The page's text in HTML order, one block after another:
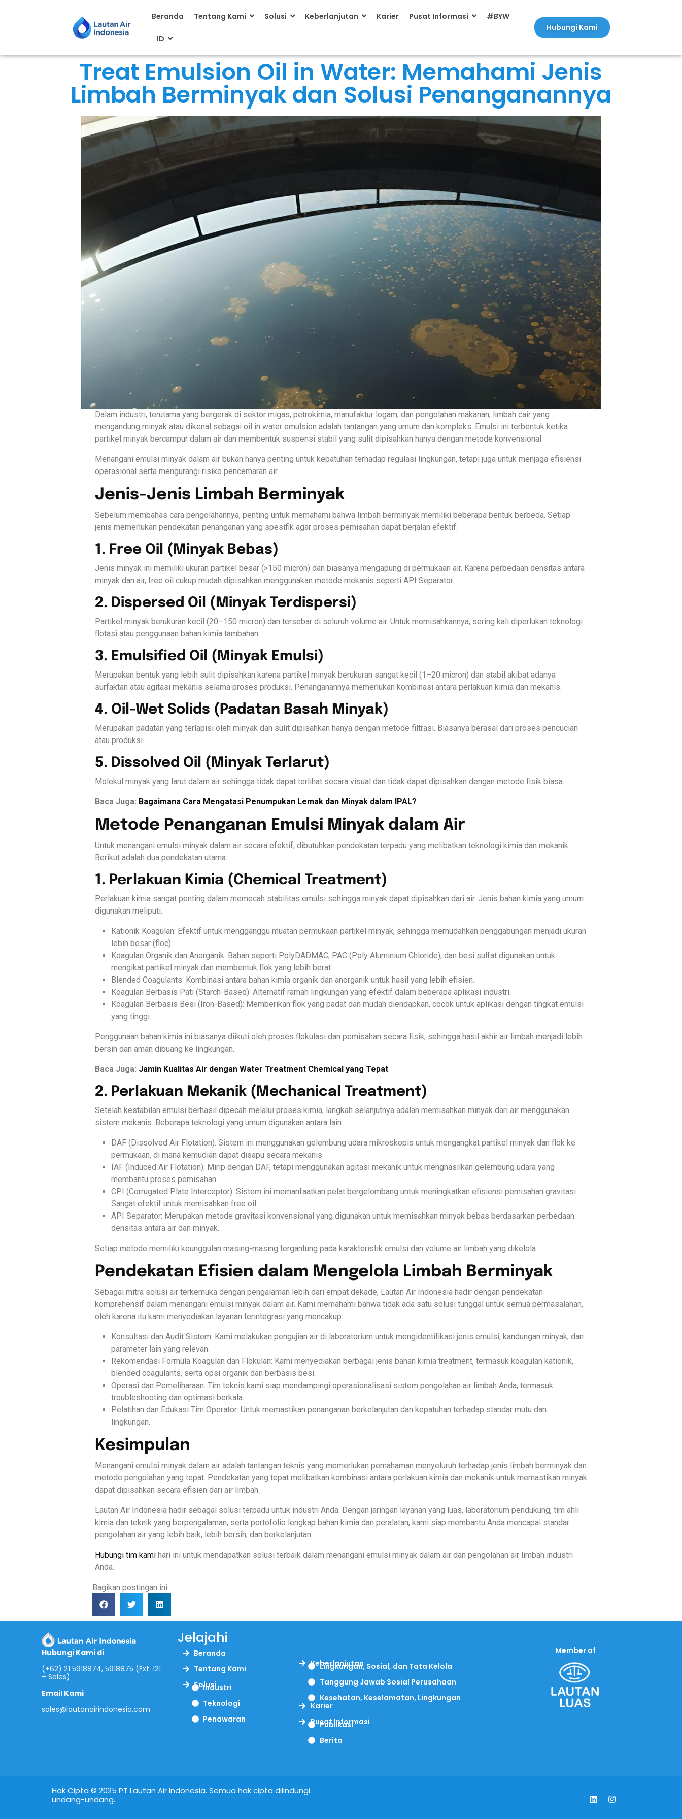
Beranda Tentang Kami Solusi Keberlanjutan Karier Pusat Informasi #BYW
ID
Hubungi Kami
Treat Emulsion Oil in Water: Memahami Jenis
Limbah Berminyak dan Solusi Penanganannya
Dalam industri, terutama yang bergerak di sektor migas, petrokimia, manufaktur logam, dan pengolahan makanan, limbah cair yang
mengandung minyak atau dikenal sebagai oil in water emulsion adalah tantangan yang umum dan kompleks. Emulsi ini terbentuk ketika
partikel minyak bercampur dalam air dan membentuk suspensi stabil yang sulit dipisahkan hanya dengan metode konvensional.
Menangani emulsi minyak dalam air bukan hanya penting untuk kepatuhan terhadap regulasi lingkungan, tetapi juga untuk menjaga efisiensi
operasional serta mengurangi risiko pencemaran air.
Jenis-Jenis Limbah Berminyak
Sebelum membahas cara pengolahannya, penting untuk memahami bahwa limbah berminyak memiliki beberapa bentuk berbeda. Setiap
jenis memerlukan pendekatan penanganan yang spesifik agar proses pemisahan dapat berjalan efektif:
1. Free Oil (Minyak Bebas)
Jenis minyak ini memiliki ukuran partikel besar (>150 micron) dan biasanya mengapung di permukaan air. Karena perbedaan densitas antara
minyak dan air, free oil cukup mudah dipisahkan menggunakan metode mekanis seperti API Separator.
2. Dispersed Oil (Minyak Terdispersi)
Partikel minyak berukuran kecil (20–150 micron) dan tersebar di seluruh volume air. Untuk memisahkannya, sering kali diperlukan teknologi
flotasi atau penggunaan bahan kimia tambahan.
3. Emulsified Oil (Minyak Emulsi)
Merupakan bentuk yang lebih sulit dipisahkan karena partikel minyak berukuran sangat kecil (1–20 micron) dan stabil akibat adanya
surfaktan atau agitasi mekanis selama proses produksi. Penanganannya memerlukan kombinasi antara perlakuan kimia dan mekanis.
4. Oil-Wet Solids (Padatan Basah Minyak)
Merupakan padatan yang terlapisi oleh minyak dan sulit dipisahkan hanya dengan metode filtrasi. Biasanya berasal dari proses pencucian
atau produksi.
5. Dissolved Oil (Minyak Terlarut)
Molekul minyak yang larut dalam air sehingga tidak dapat terlihat secara visual dan tidak dapat dipisahkan dengan metode fisik biasa.
Baca Juga: Bagaimana Cara Mengatasi Penumpukan Lemak dan Minyak dalam IPAL?
Metode Penanganan Emulsi Minyak dalam Air
Untuk menangani emulsi minyak dalam air secara efektif, dibutuhkan pendekatan terpadu yang melibatkan teknologi kimia dan mekanik.
Berikut adalah dua pendekatan utama:
1. Perlakuan Kimia (Chemical Treatment)
Perlakuan kimia sangat penting dalam memecah stabilitas emulsi sehingga minyak dapat dipisahkan dari air. Jenis bahan kimia yang umum
digunakan meliputi:
Kationik Koagulan: Efektif untuk mengganggu muatan permukaan partikel minyak, sehingga memudahkan penggabungan menjadi ukuran
lebih besar (floc).
Koagulan Organik dan Anorganik: Bahan seperti PolyDADMAC, PAC (Poly Aluminium Chloride), dan besi sulfat digunakan untuk
mengikat partikel minyak dan membentuk flok yang lebih berat.
Blended Coagulants: Kombinasi antara bahan kimia organik dan anorganik untuk hasil yang lebih efisien.
Koagulan Berbasis Pati (Starch-Based): Alternatif ramah lingkungan yang efektif dalam beberapa aplikasi industri.
Koagulan Berbasis Besi (Iron-Based): Memberikan flok yang padat dan mudah diendapkan, cocok untuk aplikasi dengan tingkat emulsi
yang tinggi.
Penggunaan bahan kimia ini biasanya diikuti oleh proses flokulasi dan pemisahan secara fisik, sehingga hasil akhir air limbah menjadi lebih
bersih dan aman dibuang ke lingkungan.
Baca Juga: Jamin Kualitas Air dengan Water Treatment Chemical yang Tepat
2. Perlakuan Mekanik (Mechanical Treatment)
Setelah kestabilan emulsi berhasil dipecah melalui proses kimia, langkah selanjutnya adalah memisahkan minyak dari air menggunakan
sistem mekanis. Beberapa teknologi yang umum digunakan antara lain:
DAF (Dissolved Air Flotation): Sistem ini menggunakan gelembung udara mikroskopis untuk mengangkat partikel minyak dan flok ke
permukaan, di mana kemudian dapat disapu secara mekanis.
IAF (Induced Air Flotation): Mirip dengan DAF, tetapi menggunakan agitasi mekanik untuk menghasilkan gelembung udara yang
membantu proses pemisahan.
CPI (Corrugated Plate Interceptor): Sistem ini memanfaatkan pelat bergelombang untuk meningkatkan efisiensi pemisahan gravitasi.
Sangat efektif untuk memisahkan free oil.
API Separator: Merupakan metode gravitasi konvensional yang digunakan untuk memisahkan minyak bebas berdasarkan perbedaan
densitas antara air dan minyak.
Setiap metode memiliki keunggulan masing-masing tergantung pada karakteristik emulsi dan volume air limbah yang dikelola.
Pendekatan Efisien dalam Mengelola Limbah Berminyak
Sebagai mitra solusi air terkemuka dengan pengalaman lebih dari empat dekade, Lautan Air Indonesia hadir dengan pendekatan
komprehensif dalam menangani emulsi minyak dalam air. Kami memahami bahwa tidak ada satu solusi tunggal untuk semua permasalahan,
oleh karena itu kami menyediakan layanan terintegrasi yang mencakup:
Konsultasi dan Audit Sistem: Kami melakukan pengujian air di laboratorium untuk mengidentifikasi jenis emulsi, kandungan minyak, dan
parameter lain yang relevan.
Rekomendasi Formula Koagulan dan Flokulan: Kami menyediakan berbagai jenis bahan kimia treatment, termasuk koagulan kationik,
blended coagulants, serta opsi organik dan berbasis besi.
Operasi dan Pemeliharaan: Tim teknis kami siap mendampingi operasionalisasi sistem pengolahan air limbah Anda, termasuk
troubleshooting dan optimasi berkala.
Pelatihan dan Edukasi Tim Operator: Untuk memastikan penanganan berkelanjutan dan kepatuhan terhadap standar mutu dan
lingkungan.
Kesimpulan
Menangani emulsi minyak dalam air adalah tantangan teknis yang memerlukan pemahaman menyeluruh terhadap jenis limbah berminyak dan
metode pengolahan yang tepat. Pendekatan yang tepat melibatkan kombinasi antara perlakuan kimia dan mekanik untuk memastikan minyak
dapat dipisahkan secara efisien dari air limbah.
Lautan Air Indonesia hadir sebagai solusi terpadu untuk industri Anda. Dengan jaringan layanan yang luas, laboratorium pendukung, tim ahli
kimia dan teknik yang berpengalaman, serta portofolio lengkap bahan kimia dan peralatan, kami siap membantu Anda mencapai standar
pengolahan air yang lebih baik, lebih bersih, dan berkelanjutan.
Hubungi tim kami hari ini untuk mendapatkan solusi terbaik dalam menangani emulsi minyak dalam air dan pengolahan air limbah industri
Anda.
Bagikan postingan ini:
Hubungi Kami di
(+62) 21 5918874, 5918875 (Ext. 121
– Sales)
Email Kami
sales@lautanairindonesia.com
Jelajahi
Beranda
Tentang Kami
Solusi
Industri
Teknologi
Penawaran
Keberlanjutan
Lingkungan, Sosial, dan Tata Kelola
Tanggung Jawab Sosial Perusahaan
Kesehatan, Keselamatan, Lingkungan
Karier
Pusat Informasi
Publikasi
Berita
Member of
Hak Cipta © 2025 PT Lautan Air Indonesia. Semua hak cipta dilindungi
undang-undang.